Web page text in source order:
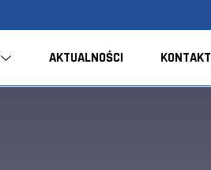
AKTUALNOŚCI KONTAKT